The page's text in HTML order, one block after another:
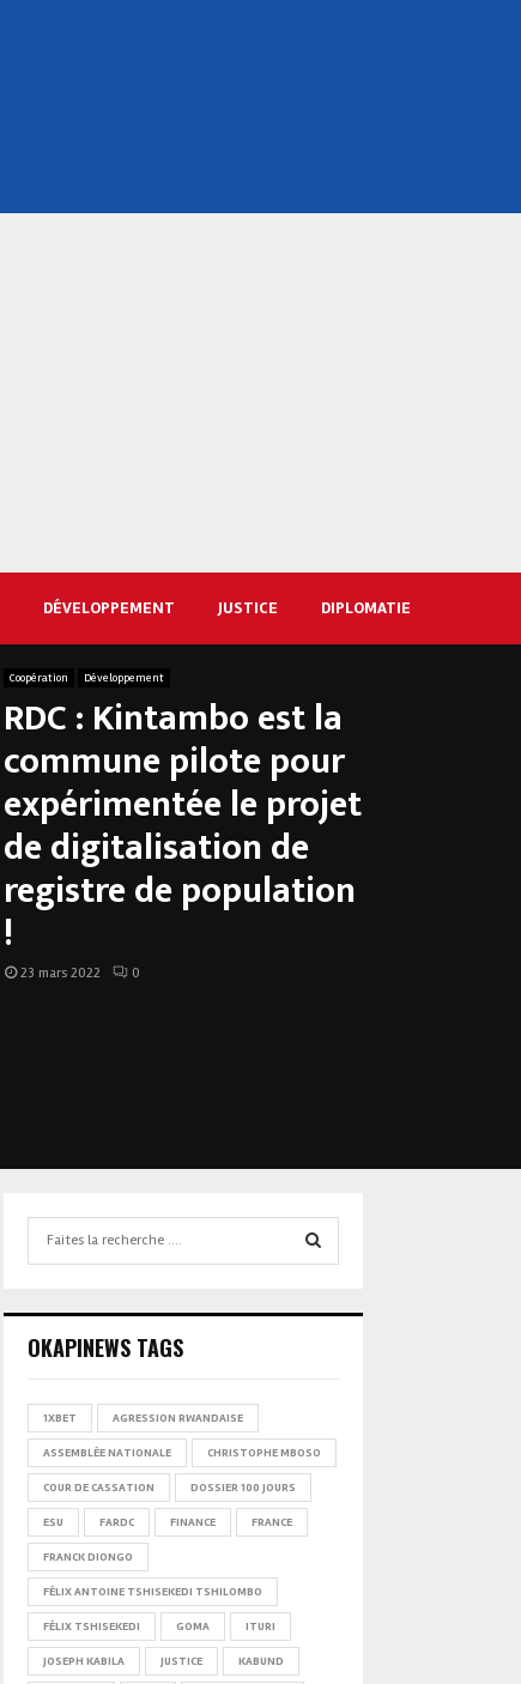
DÉVELOPPEMENT JUSTICE DIPLOMATIE
Coopération Développement
RDC : Kintambo est la
commune pilote pour
expérimentée le projet
de digitalisation de
registre de population
!
23 mars 2022 0
OKAPINEWS TAGS
1XBET AGRESSION RWANDAISE
ASSEMBLÉE NATIONALE CHRISTOPHE MBOSO
COUR DE CASSATION DOSSIER 100 JOURS
ESU FARDC FINANCE FRANCE
FRANCK DIONGO
FÉLIX ANTOINE TSHISEKEDI TSHILOMBO
FÉLIX TSHISEKEDI GOMA ITURI
JOSEPH KABILA JUSTICE KABUND